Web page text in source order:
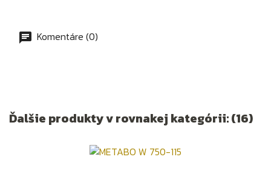
Komentáre (0)
Ďalšie produkty v rovnakej kategórii: (16)